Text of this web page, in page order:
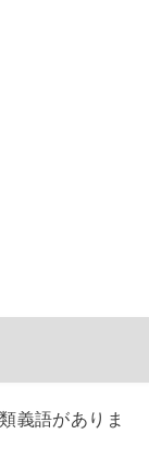
義語がありま